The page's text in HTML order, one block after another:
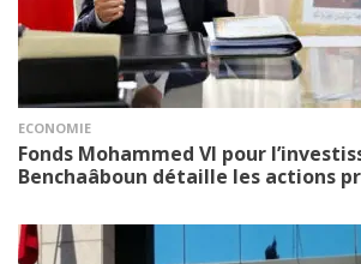
ECONOMIE
Fonds Mohammed VI pour
Benchaâboun détaille les actions